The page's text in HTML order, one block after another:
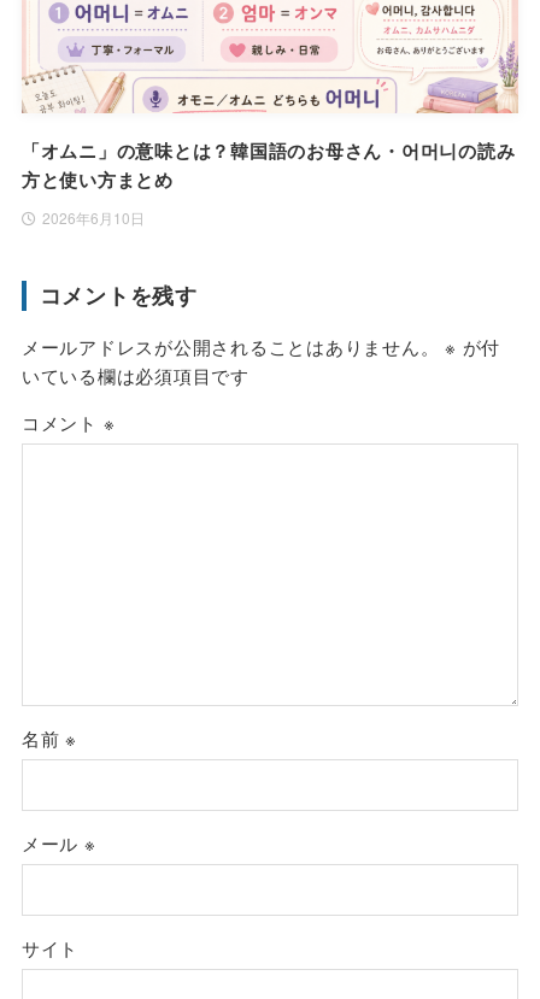
「オムニ」の意味とは？韓国語のお母さん・어머니の読み
方と使い方まとめ
2026年6月10日
コメントを残す
メールアドレスが公開されることはありません。 ※ が付
いている欄は必須項目です
コメント ※
名前※
メール ※
サイト